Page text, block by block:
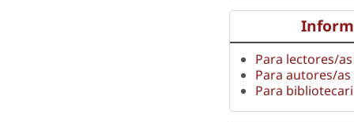
Para lectores/as
Para autores/as
Para